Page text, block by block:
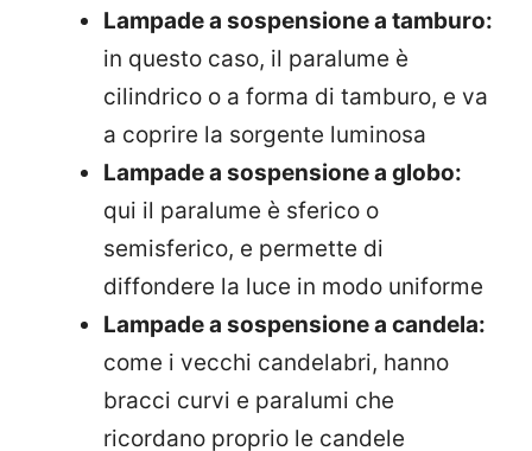
Lampade a sospensione a tamburo:
in questo caso, il paralume è
cilindrico o a forma di tamburo, e va
a coprire la sorgente luminosa
Lampade a sospensione a globo:
qui il paralume è sferico o
semisferico, e permette di
diffondere la luce in modo uniforme
Lampade a sospensione a candela:
come i vecchi candelabri, hanno
bracci curvi e paralumi che
ricordano proprio le candele